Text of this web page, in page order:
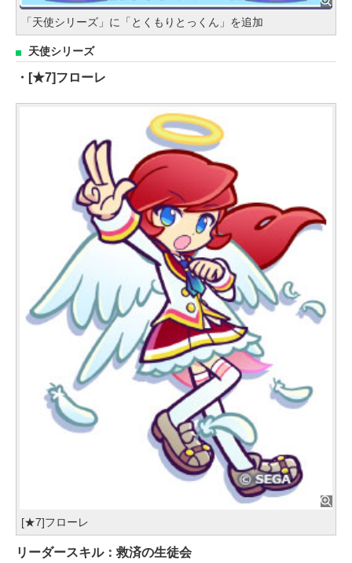
「天使シリーズ」に「とくもりとっくん」を追加
天使シリーズ
・[★7]フローレ
[★7]フローレ
リーダースキル：救済の生徒会